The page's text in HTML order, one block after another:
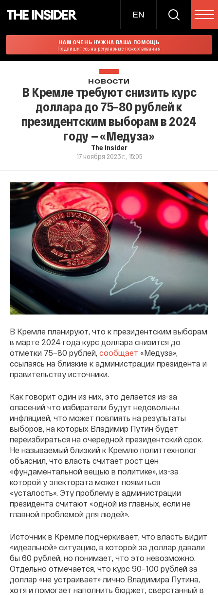
EN
НАМ ОЧЕНЬ НУЖНА ВАША ПОМОЩЬ
Подпишитесь на регулярные пожертвования
НОВОСТИ
В Кремле требуют снизить курс
доллара до 75–80 рублей к
президентским выборам в 2024
году — «Медуза»
The Insider
17 ноября 2023 г., 15:05
В Кремле планируют, что к президентским выборам
в марте 2024 года курс доллара снизится до
отметки 75–80 рублей, сообщает «Медуза»,
ссылаясь на близкие к администрации президента и
правительству источники.
Как говорит один из них, это делается из-за
опасений что избиратели будут недовольны
инфляцией, что может повлиять на результаты
выборов, на которых Владимир Путин будет
переизбираться на очередной президентский срок.
Не называемый близкий к Кремлю политтехнолог
объяснил, что власть считает рост цен
«фундаментальной вещью в политике», из-за
которой у электората может появиться
«усталость». Эту проблему в администрации
президента считают «одной из главных, если не
главной проблемой для людей».
Источник в Кремле подчеркивает, что власть видит
«идеальной» ситуацию, в которой за доллар давали
бы 60 рублей, но понимает, что это невозможно.
Отдельно отмечается, что курс 90–100 рублей за
доллар «не устраивает» лично Владимира Путина,
хотя и помогает наполнить бюджет, сверстанный в